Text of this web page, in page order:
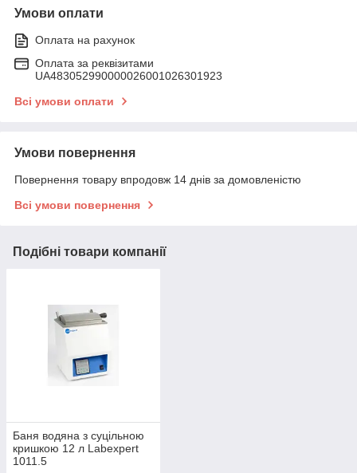
Умови оплати
Оплата на рахунок
Оплата за реквізитами
UA483052990000026001026301923
Всі умови оплати
Умови повернення
Повернення товару впродовж 14 днів за домовленістю
Всі умови повернення
Подібні товари компанії
Баня водяна з суцільною
кришкою 12 л Labexpert
1011.5